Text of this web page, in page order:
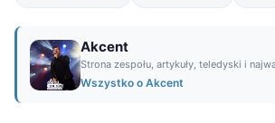
Akcent
Strona zespołu, artykuły, teledyski i
Wszystko o Akcent